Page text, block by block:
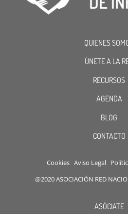
QUIENES
ÚNETE A LA
RECURSOS
AGENDA
BLOG
CONTACTO
Cookies Aviso Legal
@2020 ASOCIACIÓN RED
ASÓCIATE